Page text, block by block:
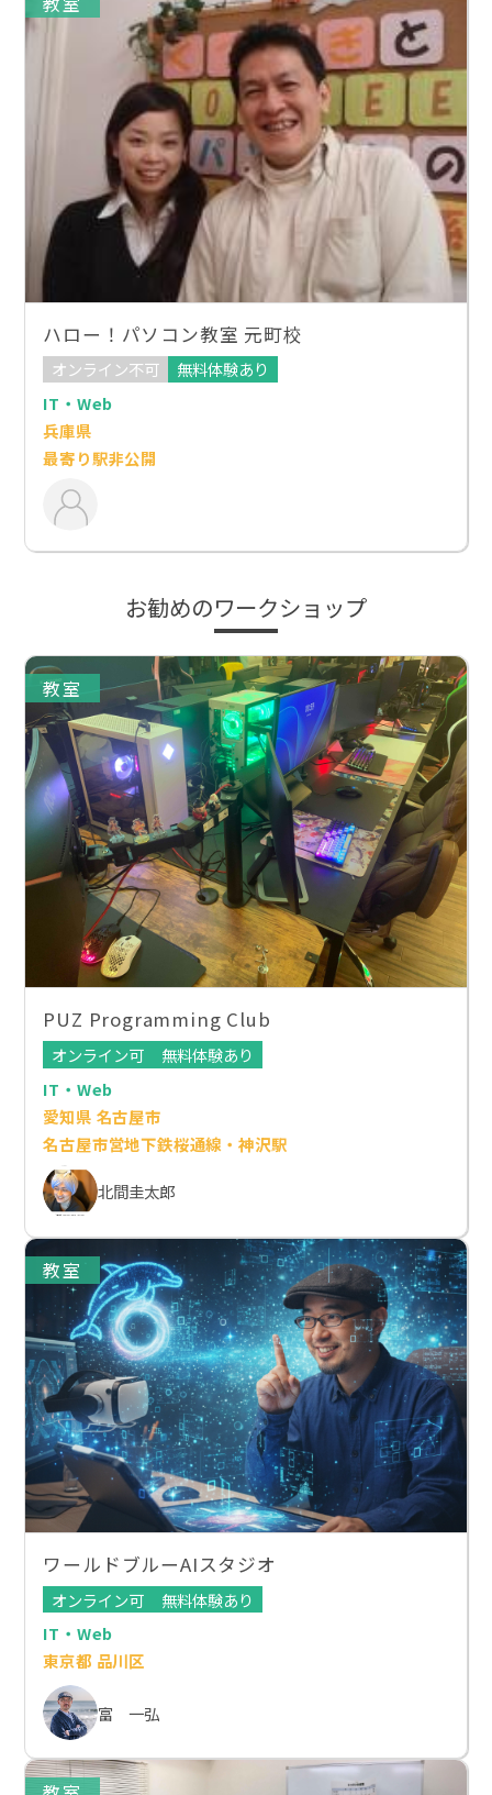
ハロー！パソコン教室 元町校
オンライン不可
無料体験あり
IT・Web
兵庫県
最寄り駅非公開
お勧めのワークショップ
教室
PUZ Programming Club
オンライン可
無料体験あり
IT・Web
愛知県 名古屋市
名古屋市営地下鉄桜通線・神沢駅
北間圭太郎
教室
ワールドブルーAIスタジオ
オンライン可
無料体験あり
IT・Web
東京都 品川区
富 一弘